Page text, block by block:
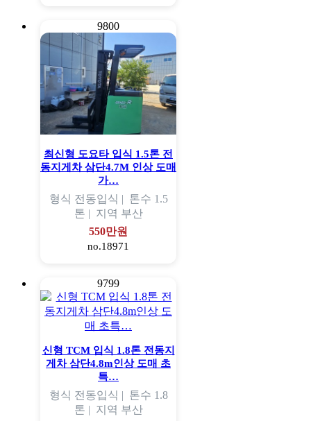
9800
최신형 도요타 입식 1.5톤 전
동지게차 삼단4.7M 인상 도매
가…
형식 전동입식 | 톤수 1.5
톤 | 지역 부산
550만원
no.18971
9799
신형 TCM 입식 1.8톤 전동지
게차 삼단4.8m인상 도매 초
특…
형식 전동입식 | 톤수 1.8
톤 | 지역 부산